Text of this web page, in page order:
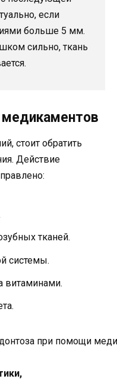
если
больше 5 мм.
сильно, ткань
стоит обратить
Действие
тканей.
системы.
витаминами.